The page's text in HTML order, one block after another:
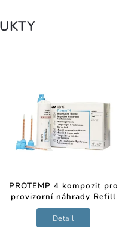
PROTEMP 4 kompozit pro
provizorní náhrady Refill
Detail